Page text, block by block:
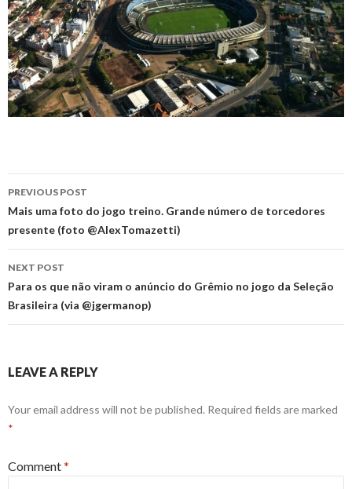
Post
navigation
PREVIOUS POST
Mais uma foto do jogo treino. Grande número de torcedores
presente (foto @AlexTomazetti)
NEXT POST
Para os que não viram o anúncio do Grêmio no jogo da Seleção
Brasileira (via @jgermanop)
LEAVE A REPLY
Your email address will not be published. Required fields are marked
*
Comment*